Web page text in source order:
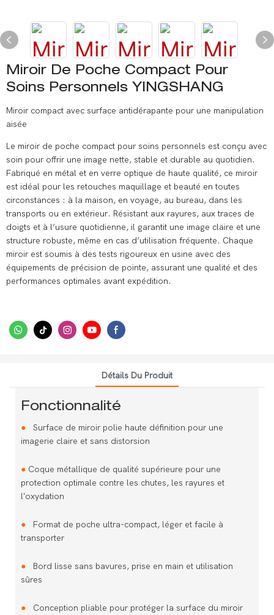
Miroir De Poche Compact Pour
Soins Personnels YINGSHANG
Miroir compact avec surface antidérapante pour une manipulation
aisée
Le miroir de poche compact pour soins personnels est conçu avec
soin pour offrir une image nette, stable et durable au quotidien.
Fabriqué en métal et en verre optique de haute qualité, ce miroir
est idéal pour les retouches maquillage et beauté en toutes
circonstances : à la maison, en voyage, au bureau, dans les
transports ou en extérieur. Résistant aux rayures, aux traces de
doigts et à l’usure quotidienne, il garantit une image claire et une
structure robuste, même en cas d’utilisation fréquente. Chaque
miroir est soumis à des tests rigoureux en usine avec des
équipements de précision de pointe, assurant une qualité et des
performances optimales avant expédition.
Détails Du Produit
Fonctionnalité
●
Surface de miroir polie haute définition pour une
imagerie claire et sans distorsion
● Coque métallique de qualité supérieure pour une
protection optimale contre les chutes, les rayures et
l'oxydation
●
Format de poche ultra-compact, léger et facile à
transporter
●
Bord lisse sans bavures, prise en main et utilisation
sûres
●
Conception pliable pour protéger la surface du miroir